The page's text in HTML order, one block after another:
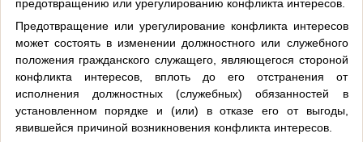
предотвращению или урегулированию конфликта интересов.
Предотвращение или урегулирование конфликта интересов
может состоять в изменении должностного или служебного
положения гражданского служащего, являющегося стороной
конфликта интересов, вплоть до его отстранения от
исполнения должностных (служебных) обязанностей в
установленном порядке и (или) в отказе его от выгоды,
явившейся причиной возникновения конфликта интересов.